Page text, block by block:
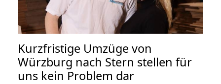
Kurzfristige Umzüge von
Würzburg nach Stern stellen für
uns kein Problem dar